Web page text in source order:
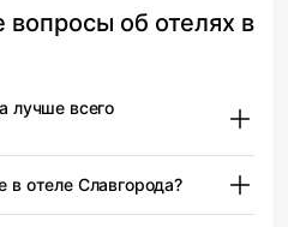
об отелях в
лучше всего
варианты
в отеле Славгорода?